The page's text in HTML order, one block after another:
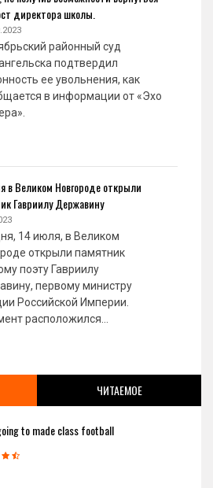
директора школы.
районный суд
подтвердил
ее увольнения, как
в информации от «Эхо
в Великом Новгороде открыли
Гавриилу Державину
14 июля, в Великом
открыли памятник
поэту Гавриилу
первому министру
Российской Империи.
расположился…
ЧИТАЕМОЕ
to made class football